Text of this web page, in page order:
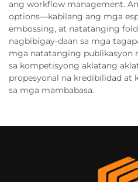
ang workflow management.
options—kabilang ang mga
embossing, at natatanging
nagbibigay-daan sa mga
mga natatanging publikasyon
sa kompetisyong aklatang
propesyonal na kredibilidad at
sa mga mambabasa.